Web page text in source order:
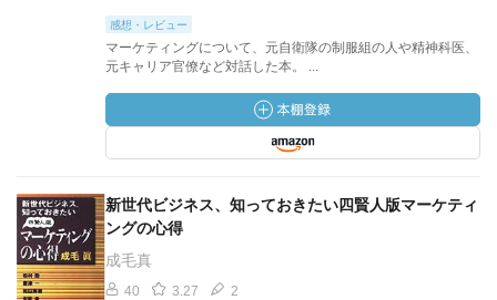
感想・レビュー
マーケティングについて、元自衛隊の制服組の人や精神科医、
元キャリア官僚など対話した本。 ...
新世代ビジネス、知っておきたい四賢人版マーケティ
ングの心得
成毛真
40 3.27 2